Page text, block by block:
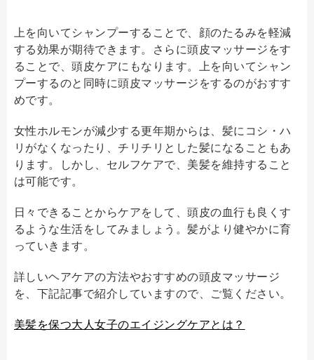
上を向いてシャンプーすることで、顔のたるみを軽減
する効果が期待できます。さらに頭皮マッサージをす
ることで、頭皮ケアにもなります。上を向いてシャン
プーするのと同時に頭皮マッサージをするのがおすす
めです。
女性ホルモンが減少する更年期からは、髪にコシ・ハ
リがなくなったり、チリチリとした髪になることもあ
ります。しかし、セルフケアで、美髪を維持すること
は可能です。
日々できることからケアをして、頭皮の血行も良くす
るような生活をしてみましょう。髪がより健やかに育
っていきます。
詳しいヘアケアの方法やおすすめの頭皮マッサージ
を、下記記事で紹介していますので、ご覧ください。
美髪を保つ大人女子のエイジングケアとは？